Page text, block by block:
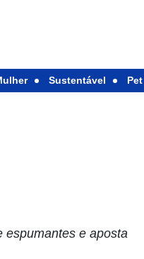
Sustentável Pet
espumantes e aposta